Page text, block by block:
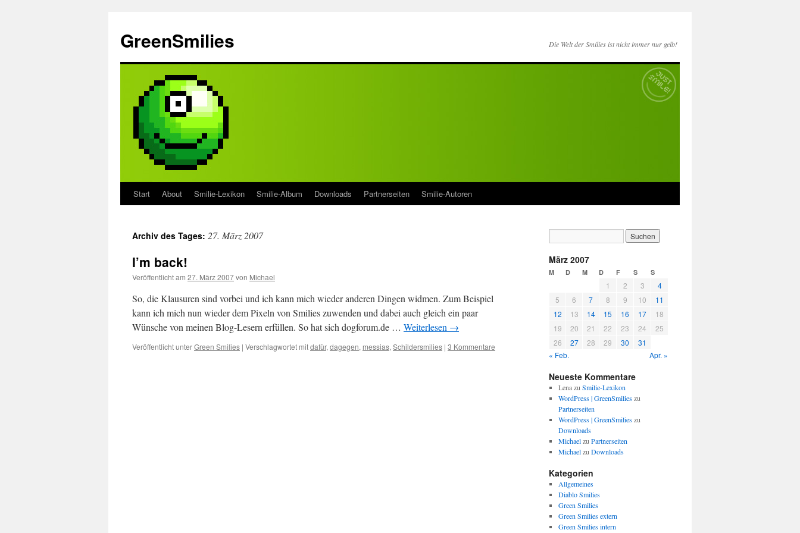
springen
GreenSmilies Die Welt der Smilies ist nicht immer nur gelb!
Start About Smilie-Lexikon Smilie-Album Downloads Partnerseiten Smilie-Autoren
Archiv des Tages: 27. März 2007
I’m back!
Veröffentlicht am 27. März 2007von Michael
So, die Klausuren sind vorbei und ich kann mich wieder anderen Dingen widmen. Zum Beispiel
kann ich mich nun wieder dem Pixeln von Smilies zuwenden und dabei auch gleich ein paar
Wünsche von meinen Blog-Lesern erfüllen. So hat sich dogforum.de … Weiterlesen →
Veröffentlicht unterGreen Smilies | Verschlagwortet mitdafür, dagegen, messias, Schildersmilies | 3 Kommentare
März 2007
M D M D F S S
1 2 3
4
5
6 7 8 9 10
11
12
13 14 15 16 17
18
19
20 21 22 23 24
25
26
27 28 29 30
31
« Feb.
Apr. »
Neueste Kommentare
Lenazu Smilie-Lexikon
WordPress | GreenSmilieszu
Partnerseiten
WordPress | GreenSmilieszu
Downloads
Michaelzu Partnerseiten
Michaelzu Downloads
Kategorien
Allgemeines
Diablo Smilies
Green Smilies
Green Smilies extern
Green Smilies intern